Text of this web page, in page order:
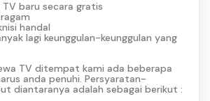
baru secara gratis
handal
lagi keunggulan-keunggulan yang
TV ditempat kami ada beberapa
anda penuhi. Persyaratan-
diantaranya adalah sebagai berikut :